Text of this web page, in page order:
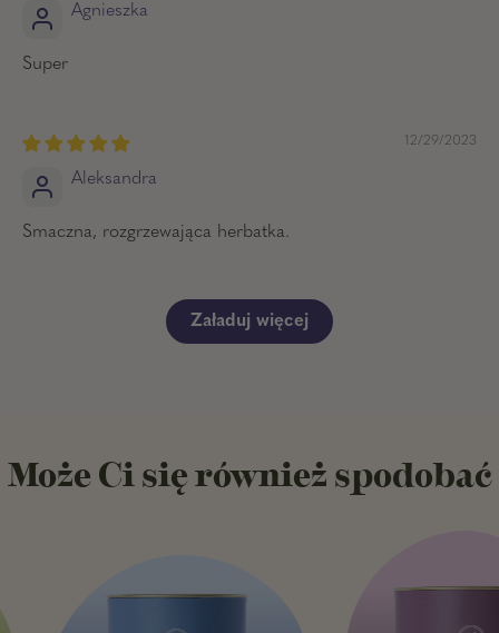
Agnieszka
Super
12/29/2023
Aleksandra
Smaczna, rozgrzewająca herbatka.
Załaduj więcej
Może Ci się również spodobać
b